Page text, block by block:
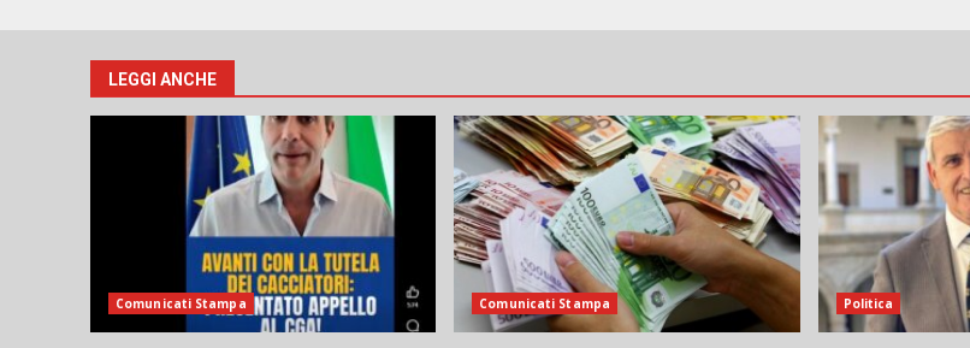
LEGGI ANCHE
Comunicati Stampa Comunicati Stampa Politica